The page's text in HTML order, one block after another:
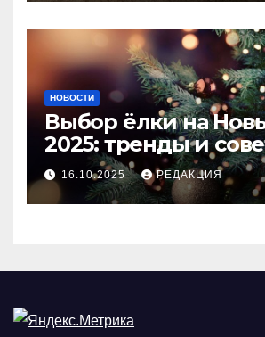
НОВОСТИ
Выбор ёлки на
2025: тренды и
идеального
16.10.2025 РЕДАКЦИЯ